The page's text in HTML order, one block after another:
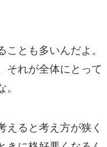
とも多いんだよ。
それが全体にとって
ると考え方が狭く